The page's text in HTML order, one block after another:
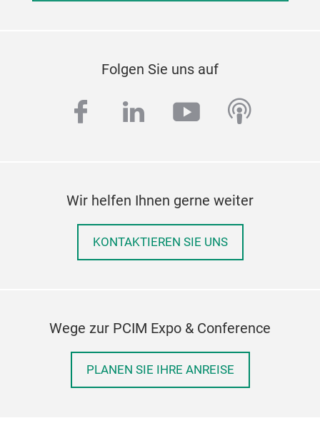
Folgen Sie uns auf
facebook
linkedinyoutube
Wir helfen Ihnen gerne weiter
KONTAKTIEREN SIE UNS
Wege zur PCIM Expo & Conference
PLANEN SIE IHRE ANREISE